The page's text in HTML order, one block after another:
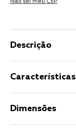
Não sei meu CEP.
Descrição
Características
Dimensões